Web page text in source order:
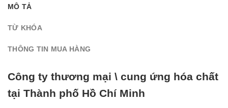
MÔ TẢ
TỪ KHÓA
THÔNG TIN MUA HÀNG
Công ty thương mại \ cung ứng hóa chất
tại Thành phố Hồ Chí Minh